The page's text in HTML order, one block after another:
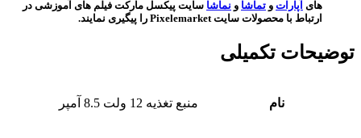
های آپارات و تماشا و نماشا سایت پیکسل مارکت فیلم های آموزشی در
ارتباط با محصولات سایت Pixelemarket را پیگیری نمایند.
توضیحات تکمیلی
نام منبع تغذیه 12 ولت 8.5 آمپر